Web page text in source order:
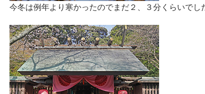
今冬は例年より寒かったのでまだ２、３分くらいでし